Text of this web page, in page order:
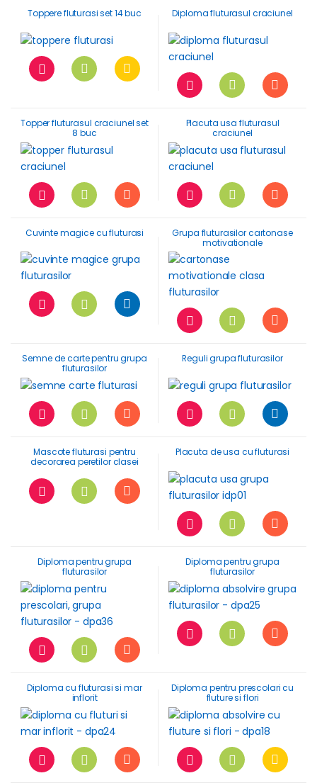
Toppere fluturasi set 14 buc Diploma fluturasul craciunel
Topper fluturasul craciunel set
8 buc
Placuta usa fluturasul
craciunel
Cuvinte magice cu fluturasi
Grupa fluturasilor cartonase
motivationale
Semne de carte pentru grupa
fluturasilor
Reguli grupa fluturasilor
Mascote fluturasi pentru
decorarea peretilor clasei
Placuta de usa cu fluturasi
Diploma pentru grupa
fluturasilor
Diploma pentru grupa
fluturasilor
Diploma cu fluturasi si mar
inflorit
Diploma pentru prescolari cu
fluture si flori